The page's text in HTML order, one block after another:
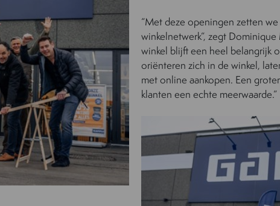
“Met deze openingen zetten
winkelnetwerk”, zegt
winkel blijft een heel belangrijk
oriënteren zich in de winkel,
met online aankopen. Een
klanten een echte meerwaarde.”